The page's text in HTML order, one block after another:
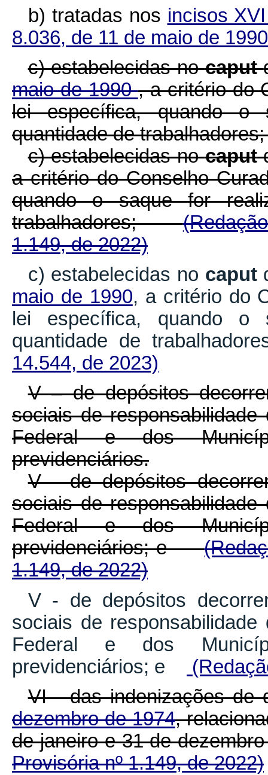
b) tratadas nos incisos
8.036, de 11 de maio de
c) estabelecidas nocaput
maio de 1990, a critério do
lei específica, quando o
quantidade de
c) estabelecidas nocaput
a critério do Conselho
quando o saque for
trabalhadores;
1.149, de 2022)
c) estabelecidas no caput
maio de 1990, a critério do
lei específica, quando o
quantidade de
14.544, de 2023)
V – de depósitos
sociais de
Federal e dos
previdenciários.
V - de depósitos
sociais de
Federal e dos
previdenciários; e
1.149, de 2022)
V - de depósitos
sociais de
Federal e dos
previdenciários; e
VI - das indenizações
dezembro de 1974,
de janeiro e 31 de
Provisória nº 1.149, de 2022)